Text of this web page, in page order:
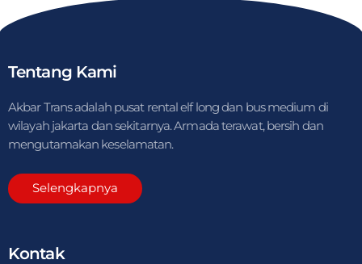
Tentang Kami
Akbar Trans adalah pusat rental elf long dan bus medium di
wilayah jakarta dan sekitarnya. Armada terawat, bersih dan
mengutamakan keselamatan.
Selengkapnya
Kontak